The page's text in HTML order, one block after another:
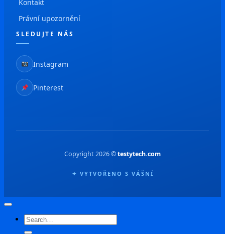
Kontakt
Právní upozornění
SLEDUJTE NÁS
Instagram
Pinterest
Copyright 2026 ©testytech.com
✦ VYTVOŘENO S VÁŠNÍ